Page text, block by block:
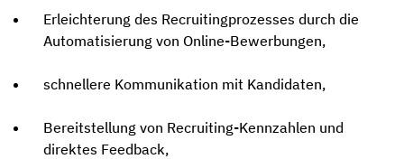
Erleichterung des Recruitingprozesses durch die
Automatisierung von Online-Bewerbungen,
schnellere Kommunikation mit Kandidaten,
Bereitstellung von Recruiting-Kennzahlen und
direktes Feedback,